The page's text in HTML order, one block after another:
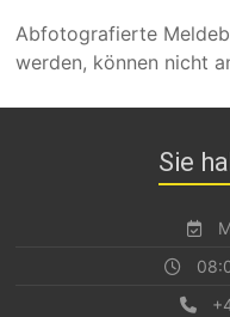
Abfotografierte
werden, können nicht
Sie